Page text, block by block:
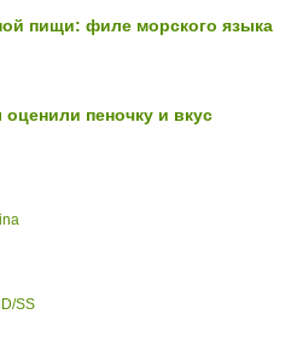
пищи: филе морского языка
пеночку и вкус
SS